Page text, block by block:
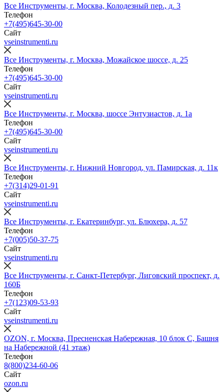
Все Инструменты, г. Москва, Колодезный пер., д. 3
Телефон
+7(495)645-30-00
Сайт
vseinstrumenti.ru
Все Инструменты, г. Москва, Можайское шоссе, д. 25
Телефон
+7(495)645-30-00
Сайт
vseinstrumenti.ru
Все Инструменты, г. Москва, шоссе Энтузиастов, д. 1а
Телефон
+7(495)645-30-00
Сайт
vseinstrumenti.ru
Все Инструменты, г. Нижний Новгород, ул. Памирская, д. 11к
Телефон
+7(314)29-01-91
Сайт
vseinstrumenti.ru
Все Инструменты, г. Екатеринбург, ул. Блюхера, д. 57
Телефон
+7(005)50-37-75
Сайт
vseinstrumenti.ru
Все Инструменты, г. Санкт-Петербург, Лиговский проспект, д.
160Б
Телефон
+7(123)09-53-93
Сайт
vseinstrumenti.ru
OZON, г. Москва, Пресненская Набережная, 10 блок С, Башня
на Набережной (41 этаж)
Телефон
8(800)234-60-06
Сайт
ozon.ru